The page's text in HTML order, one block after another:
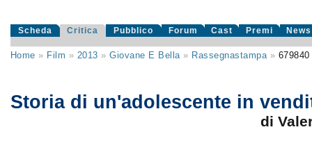
Scheda Critica Pubblico Forum Cast Premi News
Home » Film » 2013 »Giovane E Bella» Rassegnastampa» 679840
Storia di un'adolescente in
di